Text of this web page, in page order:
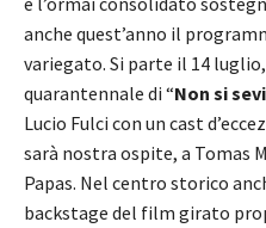
anche quest’anno il
variegato. Si parte il 14
quarantennale di “Non si
Lucio Fulci con un cast
sarà nostra ospite, a Tomas
Papas. Nel centro storico
backstage del film girato